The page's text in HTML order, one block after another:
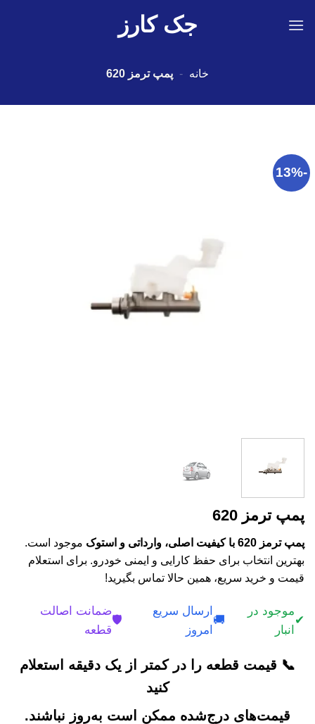
جک کارز
خانه - پمپ ترمز 620
-13%
پمپ ترمز 620
پمپ ترمز 620 با کیفیت اصلی، وارداتی و استوک
موجود است.
بهترین انتخاب برای حفظ کارایی و ایمنی خودرو. برای استعلام
قیمت و خرید سریع، همین حالا تماس بگیرید!
✔
موجود در
انبار
🚚
ارسال سریع
امروز
🛡️
ضمانت اصالت
قطعه
📞 قیمت قطعه را در کمتر از یک دقیقه استعلام
کنید
قیمت‌های درج‌شده ممکن است به‌روز نباشند.